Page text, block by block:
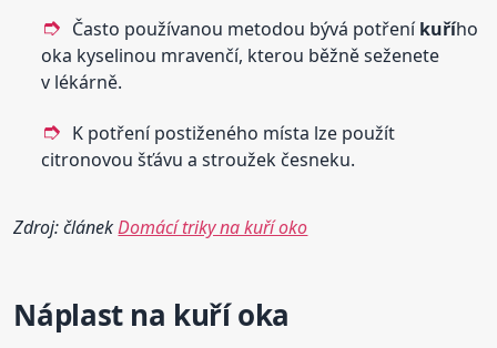
Často používanou metodou bývá potřeníkuřího
oka kyselinou mravenčí, kterou běžně seženete
v lékárně.
K potření postiženého místa lze použít
citronovou šťávu a stroužek česneku.
Zdroj: článekDomácí triky na kuří oko
Náplast na kuříoka